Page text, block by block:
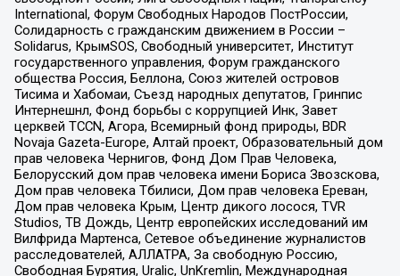
International, Форум Свободных Народов ПостРоссии,
Солидарность с гражданским движением в России –
Solidarus, КрымSOS, Свободный университет, Институт
государственного управления, Форум гражданского
общества Россия, Беллона, Союз жителей островов
Тисима и Хабомаи, Съезд народных депутатов, Гринпис
Интернешнл, Фонд борьбы с коррупцией Инк, Завет
церквей TCCN, Агора, Всемирный фонд природы, BDR
Novaja Gazeta-Europe, Алтай проект, Образовательный дом
прав человека Чернигов, Фонд Дом Прав Человека,
Белорусский дом прав человека имени Бориса Звозскова,
Дом прав человека Тбилиси, Дом прав человека Ереван,
Дом прав человека Крым, Центр дикого лосося, TVR
Studios, ТВ Дождь, Центр европейских исследований им
Вилфрида Мартенса, Сетевое объединение журналистов
расследователей, АЛЛАТРА, За свободную Россию,
Свободная Бурятия, Uralic, UnKremlin, Международная